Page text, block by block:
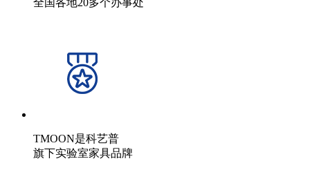
全国各地20多个办事处
TMOON是科艺普
旗下实验室家具品牌